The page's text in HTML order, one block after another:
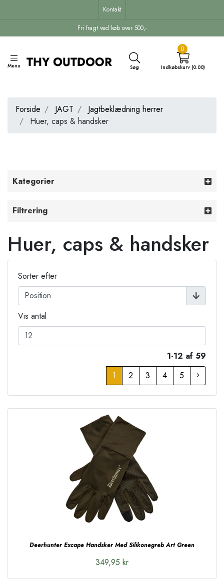
Fri fragt ved køb over 500,-
Kontakt
Menu Søg
0
Indkøbskurv (0.00)
Forside JAGT
Jagtbeklædning herrer
Huer, caps & handsker
Kategorier
Filtrering
Huer, caps & handsker
Sorter efter
Vis antal
1-12 af 59
1
2 3 4 5
Deerhunter Excape Handsker Med Silikonegreb Art Green
349,95 kr